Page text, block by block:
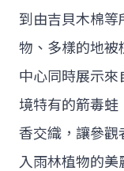
到由吉貝木棉等
物、多樣的地被
中心同時展示來
境特有的箭毒蛙
香交織，讓參觀
入雨林植物的美